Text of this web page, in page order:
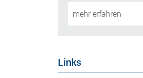
mehr erfahren
Links